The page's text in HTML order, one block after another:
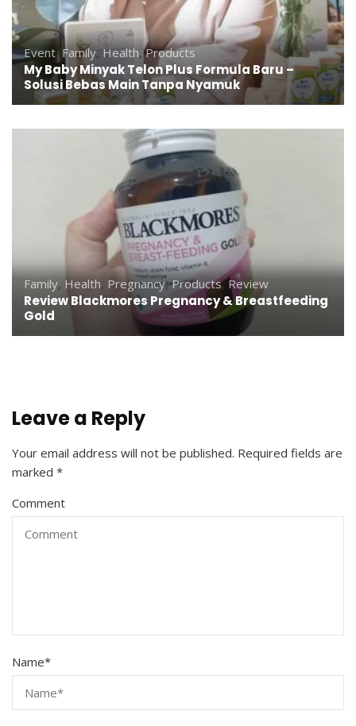
Event, Family,Health,Products
My Baby Minyak Telon Plus Formula Baru –
Solusi Bebas Main Tanpa Nyamuk
Family, Health, Pregnancy,Products,Review
Review Blackmores Pregnancy & Breastfeeding
Gold
Leave a Reply
Your email address will not be published. Required fields are
marked *
Comment
Name*